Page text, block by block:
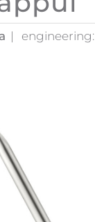
engineering: